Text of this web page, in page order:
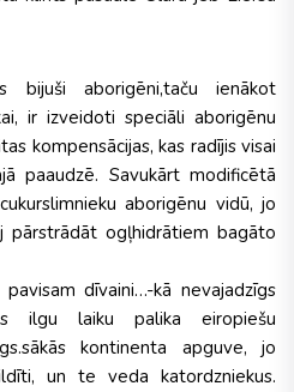
bijuši aborigēni,taču ienākot
ir izveidoti speciāli aborigēnu
kompensācijas, kas radījis visai
paaudzē. Savukārt modificētā
aborigēnu vidū, jo
pārstrādāt ogļhidrātiem bagāto
dīvaini…-kā nevajadzīgs
ilgu laiku palika eiropiešu
kontinenta apguve, jo
un te veda katordzniekus.